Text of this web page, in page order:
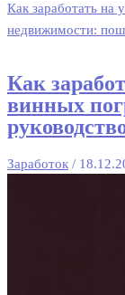
Как заработать на
недвижимости:
Как
винных
Заработок /